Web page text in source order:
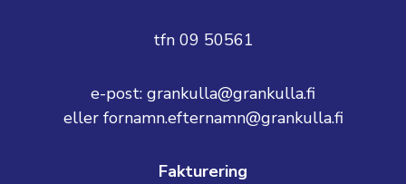
tfn 09 50561
e-post: grankulla@grankulla.fi
eller fornamn.efternamn@grankulla.fi
Fakturering